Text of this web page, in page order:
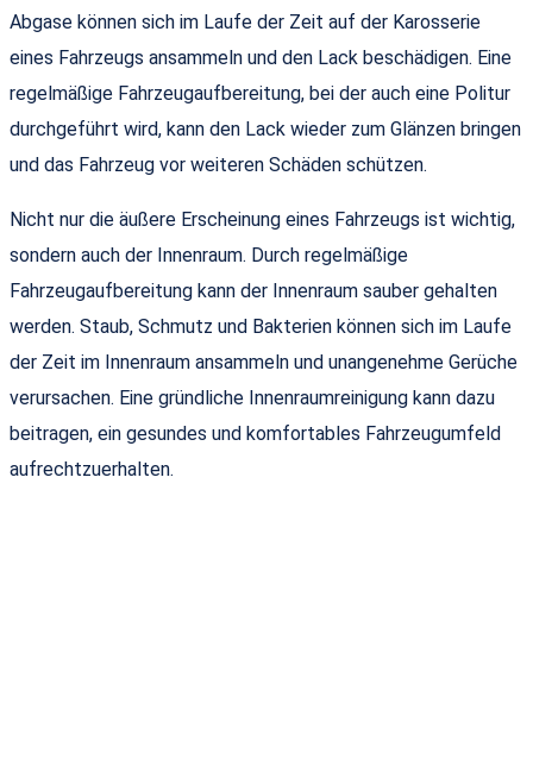
Abgase können sich im Laufe der Zeit auf der Karosserie
eines Fahrzeugs ansammeln und den Lack beschädigen. Eine
regelmäßige Fahrzeugaufbereitung, bei der auch eine Politur
durchgeführt wird, kann den Lack wieder zum Glänzen bringen
und das Fahrzeug vor weiteren Schäden schützen.
Nicht nur die äußere Erscheinung eines Fahrzeugs ist wichtig,
sondern auch der Innenraum. Durch regelmäßige
Fahrzeugaufbereitung kann der Innenraum sauber gehalten
werden. Staub, Schmutz und Bakterien können sich im Laufe
der Zeit im Innenraum ansammeln und unangenehme Gerüche
verursachen. Eine gründliche Innenraumreinigung kann dazu
beitragen, ein gesundes und komfortables Fahrzeugumfeld
aufrechtzuerhalten.